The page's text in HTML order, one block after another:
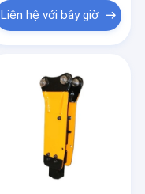
Liên hệ với bây giờ